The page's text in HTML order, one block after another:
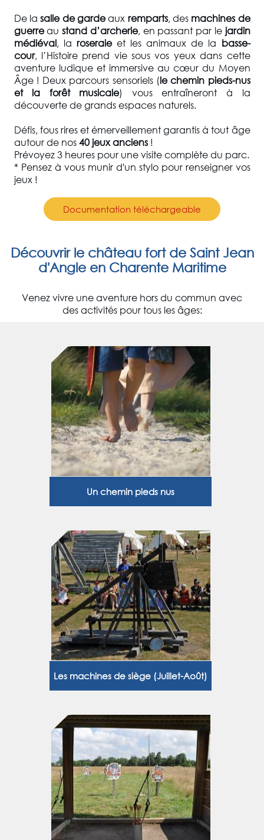
De lasalle de gardeaux remparts, des machines de
guerreau stand d’archerie, en passant par le jardin
médiéval, la roseraie et les animaux de la basse-
cour, l’Histoire prend vie sous vos yeux dans cette
aventure ludique et immersive au cœur du Moyen
Âge ! Deux parcours sensoriels (le chemin pieds-nus
et la forêt musicale) vous entraîneront à la
découverte de grands espaces naturels.
Défis, fous rires et émerveillement garantis à tout âge
autour de nos40 jeux anciens!
Prévoyez 3 heures pour une visite complète du parc.
* Pensez à vous munir d'un stylo pour renseigner vos
jeux !
Documentation téléchargeable
Découvrir le château fort de Saint Jean
d'Angle en Charente Maritime
Venez vivre une aventure hors du commun avec
des activités pour tous les âges:
Un chemin pieds nus
Les machines de siège (Juillet-Août)